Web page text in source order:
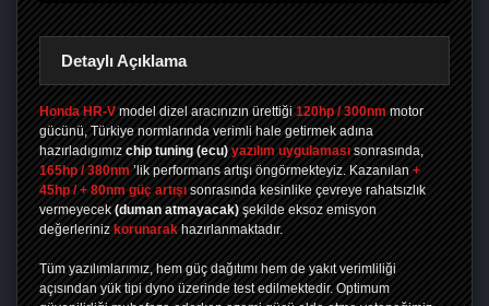
Detaylı Açıklama
Honda HR-V model dizel aracınızın ürettiği 120hp / 300nm motor
gücünü, Türkiye normlarında verimli hale getirmek adına
hazırladıgımız chip tuning (ecu) yazılım uygulaması sonrasında,
165hp / 380nm ’lik performans artışı öngörmekteyiz. Kazanılan +
45hp / + 80nm güç artışı sonrasında kesinlike çevreye rahatsızlık
vermeyecek (duman atmayacak) şekilde eksoz emisyon
değerleriniz korunarak hazırlanmaktadır.
Tüm yazılımlarımız, hem güç dağıtımı hem de yakıt verimliliği
açısından yük tipi dyno üzerinde test edilmektedir. Optimum